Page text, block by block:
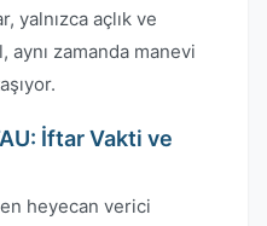
yalnızca açlık ve
zamanda manevi
İftar Vakti ve
en heyecan verici